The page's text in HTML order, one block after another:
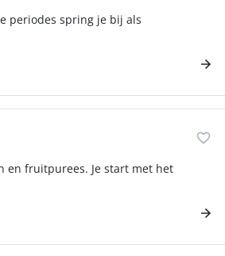
periodes spring je bij als
en fruitpurees. Je start met het